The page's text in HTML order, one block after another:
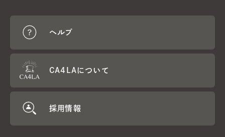
ヘルプ
CA4LAについて
採用情報